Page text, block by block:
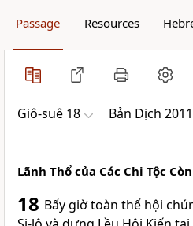
Passage Resources
Giô-suê 18 Bản Dịch 2011
Lãnh Thổ của Các Chi Tộc
18 Bấy giờ toàn thể hội